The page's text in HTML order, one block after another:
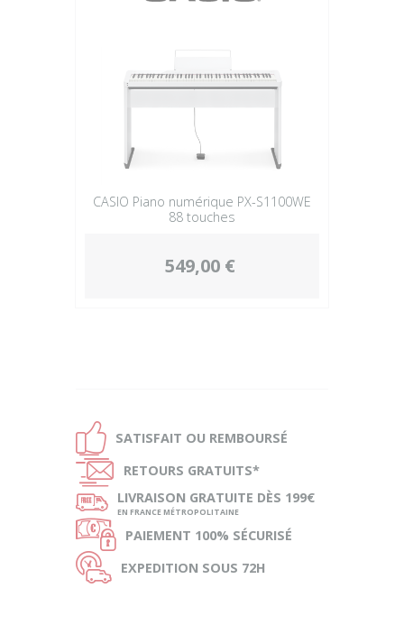
CASIO Piano numérique PX-S1100WE
88 touches
549,00 €
Ð SATISFAIT OU REMBOURSÉ
Ñ RETOURS GRATUITS*
ø LIVRAISON GRATUITE DÈS 199€
EN FRANCE MÉTROPOLITAINE
Ø PAIEMENT 100% SÉCURISÉ
Ù EXPEDITION SOUS 72H